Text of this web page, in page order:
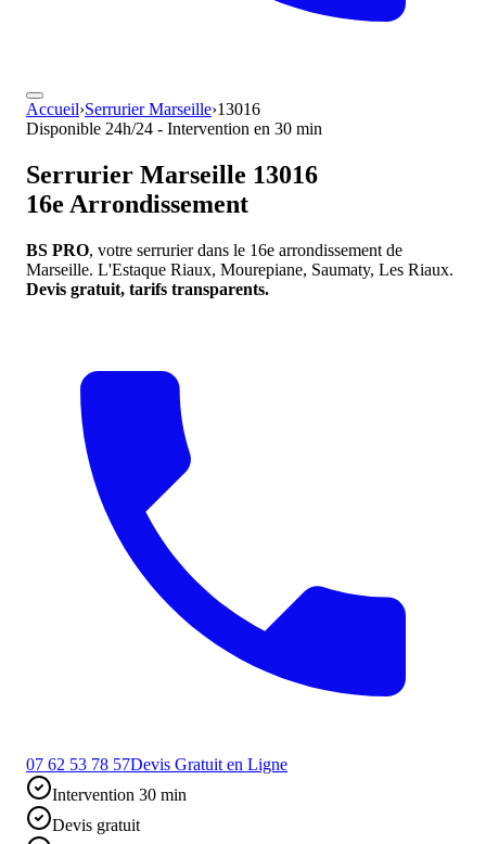
Accueil›Serrurier Marseille›13016
Disponible 24h/24 - Intervention en 30 min
Serrurier Marseille 13016
16e Arrondissement
BS PRO, votre serrurier dans le 16e arrondissement de
Marseille. L'Estaque Riaux, Mourepiane, Saumaty, Les Riaux.
Devis gratuit, tarifs transparents.
07 62 53 78 57Devis Gratuit en Ligne
Intervention 30 min
Devis gratuit